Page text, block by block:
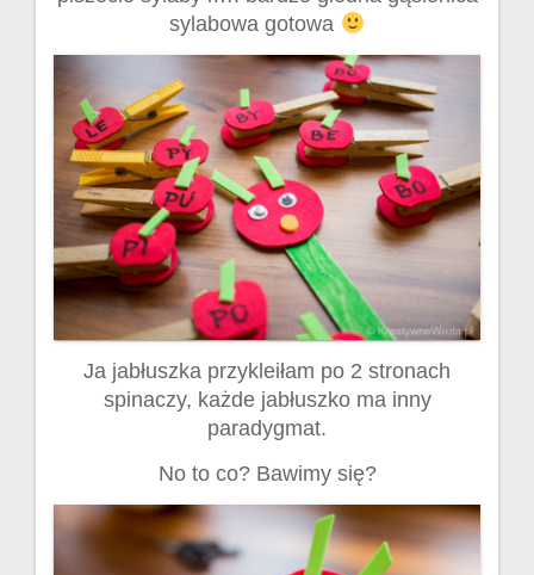
sylabowa gotowa
Ja jabłuszka przykleiłam po 2 stronach
spinaczy, każde jabłuszko ma inny
paradygmat.
No to co? Bawimy się?